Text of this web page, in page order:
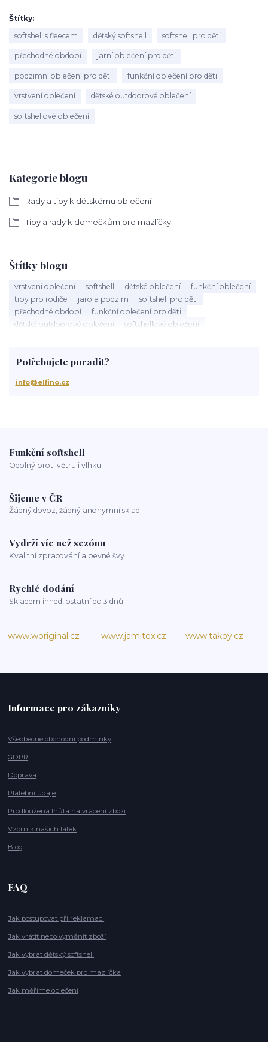
Kategorie blogu
Rady a tipy k dětskému oblečení
Tipy a rady k domečkům pro mazlíčky
Štítky blogu
vrstvení oblečení softshell dětské oblečení
funkční oblečení
tipy pro rodiče
jaro a podzim
softshell pro děti
přechodné období
funkční oblečení pro děti
dětské outdoorové oblečení
softshellové oblečení
praní softshellu
údržba
podzimní oblečení pro děti
Potřebujete poradit?
info@elfino.cz
Štítky
softshell s fleecem
dětský softshell softshell pro děti
přechodné období jarní oblečení pro děti
podzimní oblečení pro děti funkční oblečení pro děti
vrstvení oblečení dětské outdoorové oblečení
softshellové oblečení
Funkční softshell
Odolný proti větru i vlhku
Šijeme v ČR
Žádný dovoz, žádný anonymní sklad
Vydrží víc než sezónu
Kvalitní zpracování a pevné švy
Rychlé dodání
Skladem ihned, ostatní do 3 dnů
www.woriginal.cz www.jamitex.cz www.takoy.cz
Informace pro zákazníky
Všeobecné obchodní podmínky
GDPR
Doprava
Platební údaje
Prodloužená lhůta na vrácení zboží
Vzorník našich látek
Blog
FAQ
Jak postupovat při reklamaci
Jak vrátit nebo vyměnit zboží
Jak vybrat dětský softshell
Jak vybrat domeček pro mazlíčka
Jak měříme oblečení